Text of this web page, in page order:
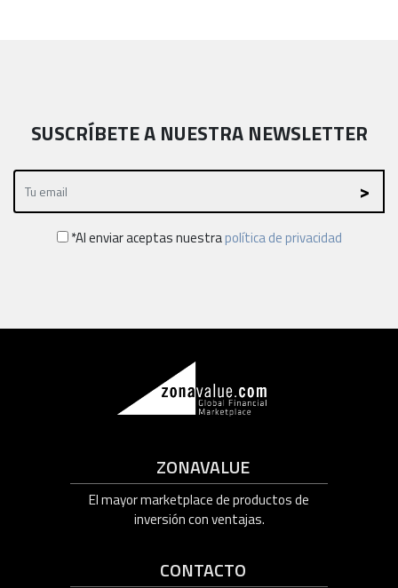
SUSCRÍBETE A NUESTRA NEWSLETTER
*Al enviar aceptas nuestrapolítica de privacidad
ZONAVALUE
El mayor marketplace de productos de
inversión con ventajas.
CONTACTO